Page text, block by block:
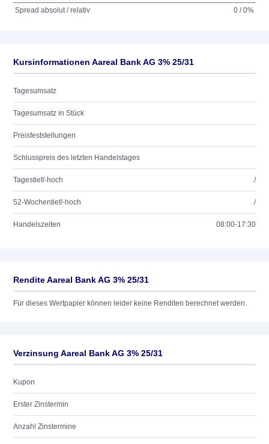
Spread absolut / relativ
0 / 0%
Kursinformationen Aareal Bank AG 3% 25/31
Tagesumsatz
Tagesumsatz in Stück
Preisfeststellungen
Schlusspreis des letzten Handelstages
Tagestief/-hoch /
52-Wochentief/-hoch /
Handelszeiten 08:00-17:30
Rendite Aareal Bank AG 3% 25/31
Für dieses Wertpapier können leider keine Renditen berechnet werden.
Verzinsung Aareal Bank AG 3% 25/31
Kupon
Erster Zinstermin
Anzahl Zinstermine